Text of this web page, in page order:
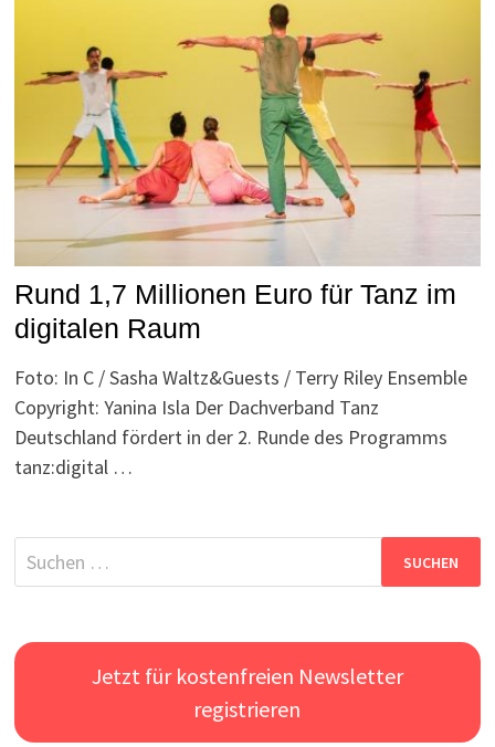
Rund 1,7 Millionen Euro für Tanz im
digitalen Raum
Foto: In C / Sasha Waltz&Guests / Terry Riley Ensemble
Copyright: Yanina Isla Der Dachverband Tanz
Deutschland fördert in der 2. Runde des Programms
tanz:digital …
Suchen
nach:
Jetzt für kostenfreien Newsletter
registrieren